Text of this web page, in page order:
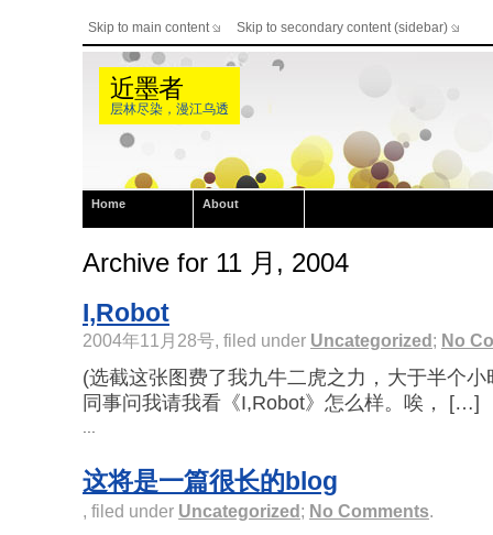
Skip to main content Skip to secondary content (sidebar)
近墨者
层林尽染，漫江乌透
Home About
Archive for 11 月, 2004
I,Robot
2004年11月28号, filed under Uncategorized ; No
(选截这张图费了我九牛二虎之力，大于半个
同事问我请我看《I,Robot》怎么样。唉， […]
这将是一篇很长的blog
, filed under Uncategorized ; No Comments.